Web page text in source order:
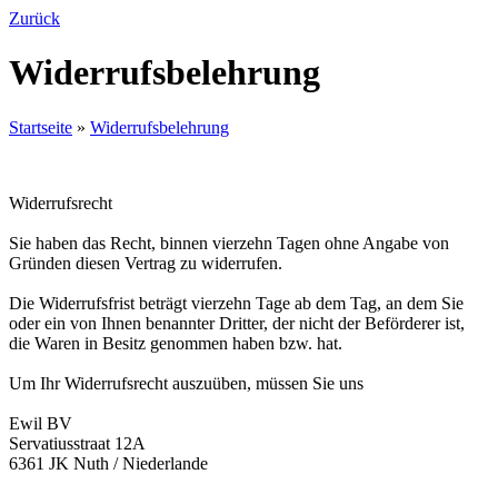
Zurück
Widerrufsbelehrung
Startseite » Widerrufsbelehrung
Widerrufsrecht
Sie haben das Recht, binnen vierzehn Tagen ohne Angabe von
Gründen diesen Vertrag zu widerrufen.
Die Widerrufsfrist beträgt vierzehn Tage ab dem Tag, an dem Sie
oder ein von Ihnen benannter Dritter, der nicht der Beförderer ist,
die Waren in Besitz genommen haben bzw. hat.
Um Ihr Widerrufsrecht auszuüben, müssen Sie uns
Ewil BV
Servatiusstraat 12A
6361 JK Nuth / Niederlande